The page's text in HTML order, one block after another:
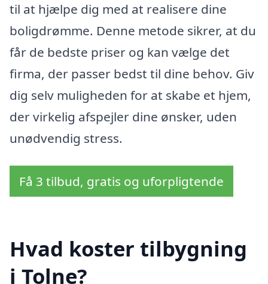
til at hjælpe dig med at realisere dine
boligdrømme. Denne metode sikrer, at du
får de bedste priser og kan vælge det
firma, der passer bedst til dine behov. Giv
dig selv muligheden for at skabe et hjem,
der virkelig afspejler dine ønsker, uden
unødvendig stress.
Få 3 tilbud, gratis og uforpligtende
Hvad koster tilbygning
i Tolne?